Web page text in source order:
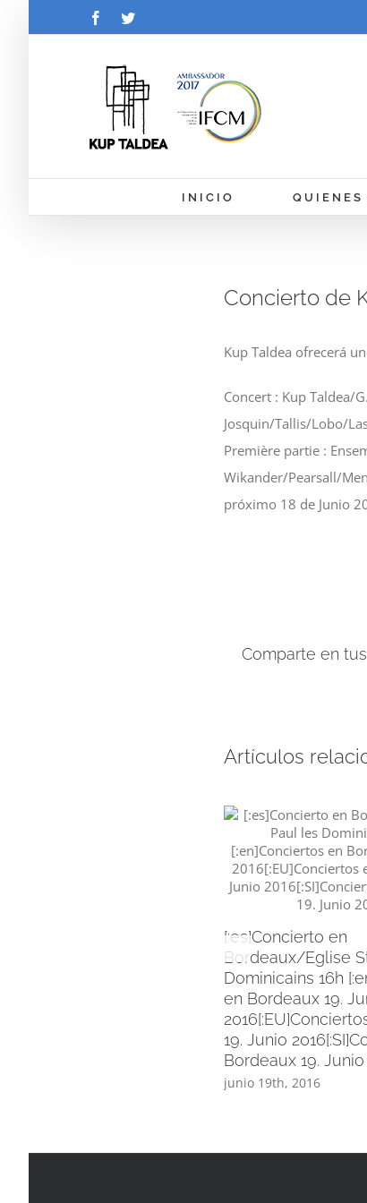
FacebookTwitter
INICIO QUIENES
Concierto de
Kup Taldea ofrecerá
Concert : Kup Taldea/
Josquin/Tallis/Lobo/
Première partie :
Wikander/Pearsall/
próximo 18 de Junio
Comparte en
Artículos
[:es]Concierto en
Bordeaux/Eglise
Dominicains 16h
en Bordeaux 19.
19. Junio
Bordeaux 19. Junio
junio 19th, 2016